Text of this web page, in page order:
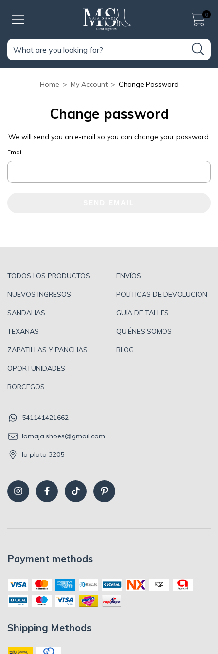
0
Home > My Account > Change Password
Change password
We will send you an e-mail so you can change your password.
Email
TODOS LOS PRODUCTOS
NUEVOS INGRESOS
SANDALIAS
TEXANAS
ZAPATILLAS Y PANCHAS
OPORTUNIDADES
BORCEGOS
ENVÍOS
POLÍTICAS DE DEVOLUCIÓN
GUÍA DE TALLES
QUIÉNES SOMOS
BLOG
541141421662
lamaja.shoes@gmail.com
la plata 3205
Payment methods
Shipping Methods